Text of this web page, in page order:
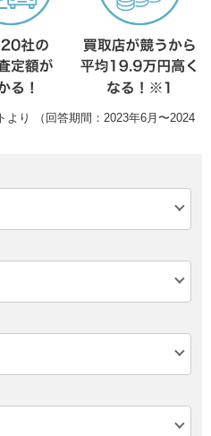
り （回答期間：2023年6月〜2024